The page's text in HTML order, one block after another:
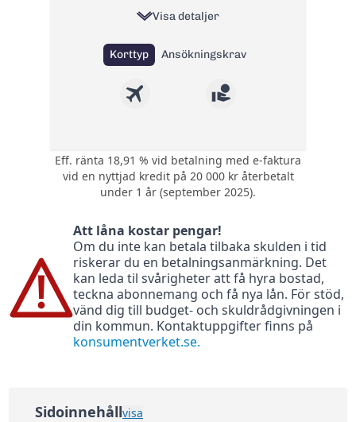
Visa detaljer
Korttyp Ansökningskrav
Bonus:
1 poäng i bonus på
varje krona du
använder med
Försäkring:
Kompletterande
reseförsäkring med
avbeställningsskydd
Årsavgift:
0 kr (295 kr) - gratis
första året sedan
295 kr per år
Ränta:
18,24%
bankomat:
Eff. ränta 18,91 % vid betalning med e-faktura
vid en nyttjad kredit på 20 000 kr återbetalt
under 1 år (september 2025).
Att låna kostar pengar!
Om du inte kan betala tilbaka skulden i tid
riskerar du en betalningsanmärkning. Det
kan leda til svårigheter att få hyra bostad,
teckna abonnemang och få nya lån. För stöd,
vänd dig till budget- och skuldrådgivningen i
din kommun. Kontaktuppgifter finns på
konsumentverket.se.
Sidoinnehållvisa